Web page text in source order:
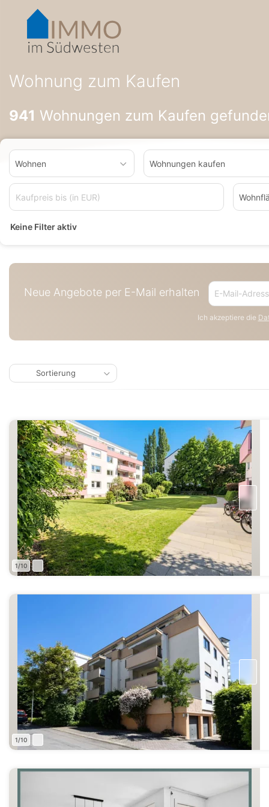
Accessibility-
Modus
zum
Inhalt
Wohnung zum Kaufen
941 Wohnungen zum Kaufen
Wohnen Wohnungen kaufen
Keine Filter aktiv
Neue Angebote per E-Mail erhalten
Ich akzeptiere die
Sortierung
1/10
1/10